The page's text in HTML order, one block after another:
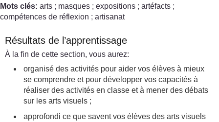
Mots clés: arts ; masques ; expositions ; artéfacts ;
compétences de réflexion ; artisanat
Résultats de l’apprentissage
À la fin de cette section, vous aurez:
organisé des activités pour aider vos élèves à mieux
se comprendre et pour développer vos capacités à
réaliser des activités en classe et à mener des débats
sur les arts visuels ;
approfondi ce que savent vos élèves des arts visuels